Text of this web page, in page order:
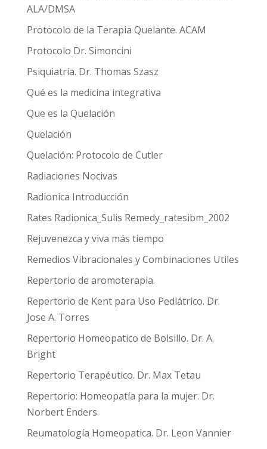
ALA/DMSA
Protocolo de la Terapia Quelante. ACAM
Protocolo Dr. Simoncini
Psiquiatría. Dr. Thomas Szasz
Qué es la medicina integrativa
Que es la Quelación
Quelación
Quelación: Protocolo de Cutler
Radiaciones Nocivas
Radionica Introducción
Rates Radionica_Sulis Remedy_ratesibm_2002
Rejuvenezca y viva más tiempo
Remedios Vibracionales y Combinaciones Utiles
Repertorio de aromoterapia.
Repertorio de Kent para Uso Pediátrico. Dr.
Jose A. Torres
Repertorio Homeopatico de Bolsillo. Dr. A.
Bright
Repertorio Terapéutico. Dr. Max Tetau
Repertorio: Homeopatía para la mujer. Dr.
Norbert Enders.
Reumatología Homeopatica. Dr. Leon Vannier